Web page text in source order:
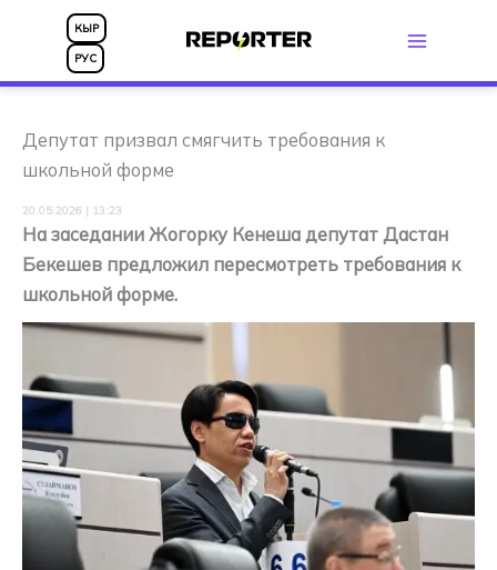
Перейти
содержимому
КЫР
РУС
Депутат призвал смягчить требования к
школьной форме
20.05.2026 | 13:23
На заседании Жогорку Кенеша депутат Дастан
Бекешев предложил пересмотреть требования к
школьной форме.